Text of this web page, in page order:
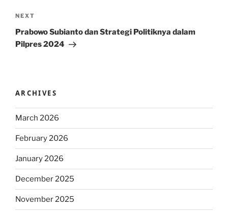
Next
Post
NEXT
Prabowo Subianto dan Strategi Politiknya dalam
Pilpres 2024
ARCHIVES
March 2026
February 2026
January 2026
December 2025
November 2025